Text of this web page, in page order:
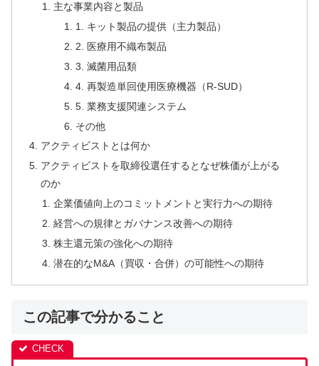
主な事業内容と製品
1. キット製品の提供（主力製品）
2. 医療用不織布製品
3. 滅菌用品類
4. 再製造単回使用医療機器（R-SUD）
5. 業務支援関連システム
その他
アクティビストとは何か
アクティビストを取締役選任するとなぜ株価が上がる
のか
企業価値向上のコミットメントと実行力への期待
経営への規律とガバナンス改善への期待
株主還元策の強化への期待
潜在的なM&A（買収・合併）の可能性への期待
この記事で分かること